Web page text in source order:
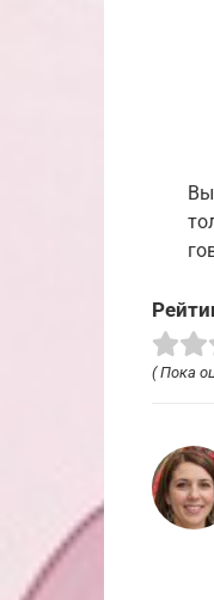
( Пока